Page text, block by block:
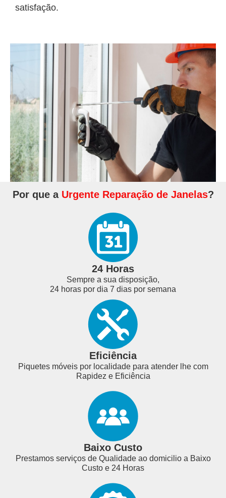
satisfação.
Por que a Urgente Reparação de Janelas?
24 Horas
Sempre a sua disposição,
24 horas por dia 7 dias por semana
Eficiência
Piquetes móveis por localidade para atender lhe com
Rapidez e Eficiência
Baixo Custo
Prestamos serviços de Qualidade ao domicilio a Baixo
Custo e 24 Horas